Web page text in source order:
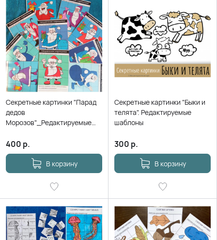
Секретные картинки "Парад
дедов
Морозов"_Редактируемые
400 р.
В корзину
Секретные картинки "Быки и
телята". Редактируемые
шаблоны
300 р.
В корзину